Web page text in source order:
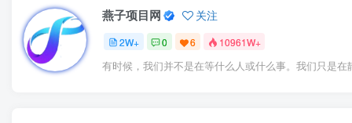
燕子项目网 关注
2W+ 0 6 10961W+
有时候，我们并不是在等什么人或什么事。我们只是在